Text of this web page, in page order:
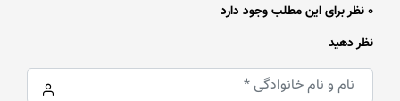
0 نظر برای این مطلب وجود دارد
نظر دهید